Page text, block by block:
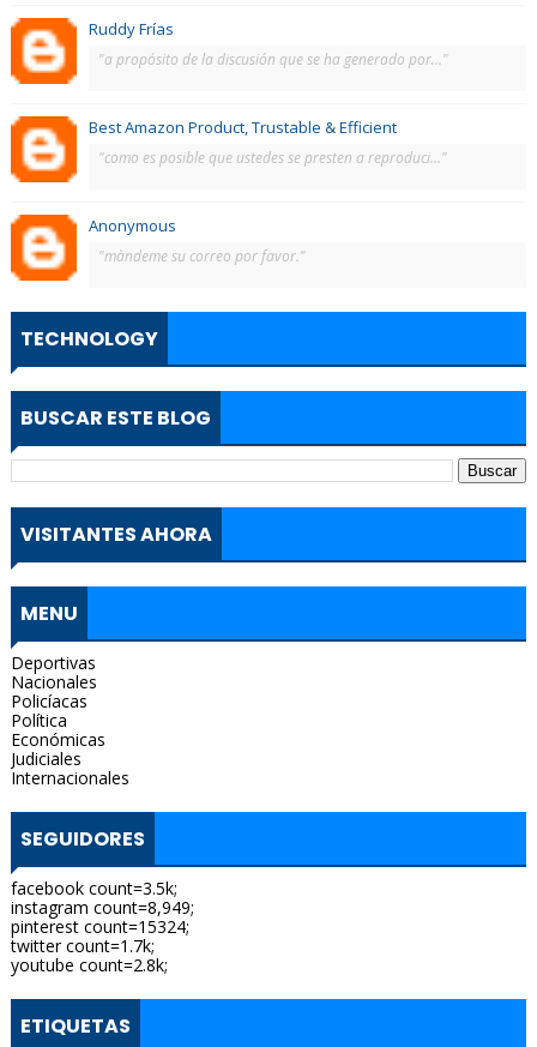
Ruddy Frías
"a propósito de la discusión que se ha generado por..."
Best Amazon Product, Trustable & Efficient
"como es posible que ustedes se presten a reproduci..."
Anonymous
"màndeme su correo por favor."
TECHNOLOGY
BUSCAR ESTE BLOG
VISITANTES AHORA
MENU
Deportivas
Nacionales
Policíacas
Política
Económicas
Judiciales
Internacionales
SEGUIDORES
facebook count=3.5k;
instagram count=8,949;
pinterest count=15324;
twitter count=1.7k;
youtube count=2.8k;
ETIQUETAS